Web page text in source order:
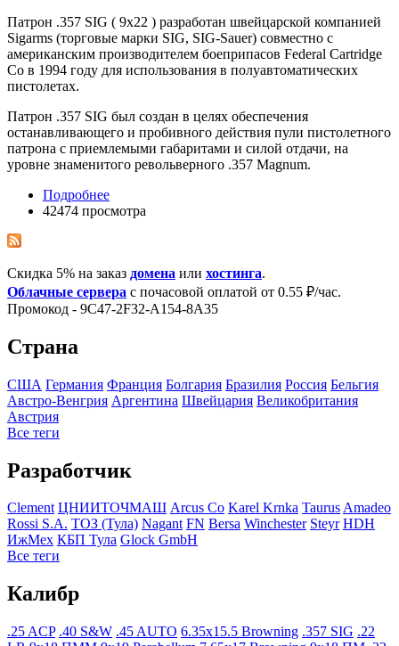
Патрон .357 SIG ( 9x22 ) разработан швейцарской компанией
Sigarms (торговые марки SIG, SIG-Sauer) совместно с
американским производителем боеприпасов Federal Cartridge
Co в 1994 году для использования в полуавтоматических
пистолетах.
Патрон .357 SIG был создан в целях обеспечения
останавливающего и пробивного действия пули пистолетного
патрона с приемлемыми габаритами и силой отдачи, на
уровне знаменитого револьверного .357 Magnum.
Подробнее
42474 просмотра
Скидка 5% на заказ домена или хостинга.
Облачные сервера с почасовой оплатой от 0.55 ₽/час.
Промокод - 9C47-2F32-A154-8A35
Страна
США Германия Франция Болгария Бразилия Росcия Бельгия
Австро-Венгрия Аргентина Швейцария Великобритания
Австрия
Все теги
Разработчик
Clement ЦНИИТОЧМАШ Arcus Co Karel Krnka TaurusAmadeo
Rossi S.A. ТОЗ (Тула) Nagant FN Bersa Winchester Steyr HDH
ИжМех КБП Тула Glock GmbH
Все теги
Калибр
.25 ACP .40 S&W .45 AUTO 6.35x15.5 Browning .357 SIG .22